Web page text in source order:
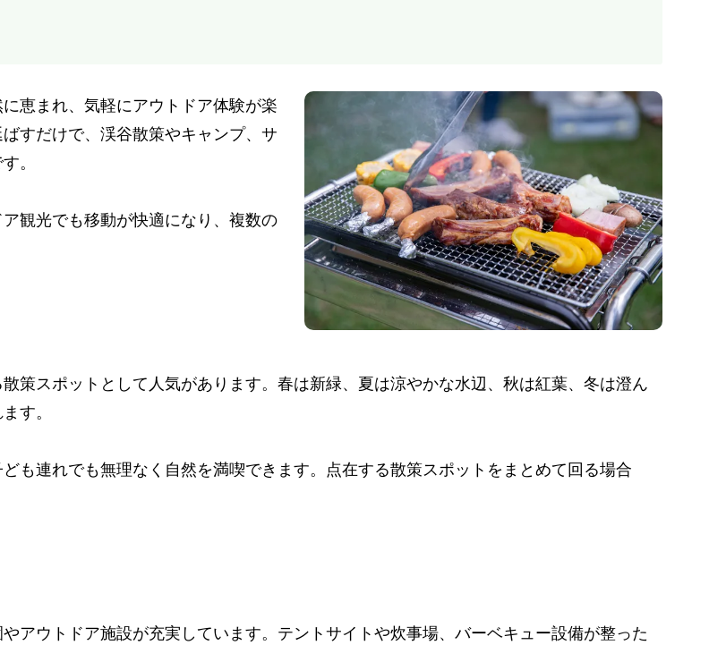
恵まれ、気軽にアウトドア体験が楽
すだけで、渓谷散策やキャンプ、サ
。
観光でも移動が快適になり、複数の
策スポットとして人気があります。春は新緑、夏は涼やかな水辺、秋は紅葉、冬は澄ん
す。
も連れでも無理なく自然を満喫できます。点在する散策スポットをまとめて回る場合
アウトドア施設が充実しています。テントサイトや炊事場、バーベキュー設備が整った